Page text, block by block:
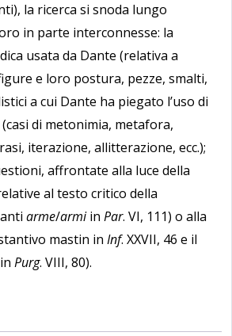
la ricerca si snoda lungo
in parte interconnesse: la
usata da Dante (relativa a
e loro postura, pezze, smalti,
a cui Dante ha piegato l’uso di
di metonimia, metafora,
iterazione, allitterazione, ecc.);
affrontate alla luce della
al testo critico della
arme/armiin Par. VI, 111) o alla
mastin in Inf. XXVII, 46 e il
in Purg. VIII, 80).